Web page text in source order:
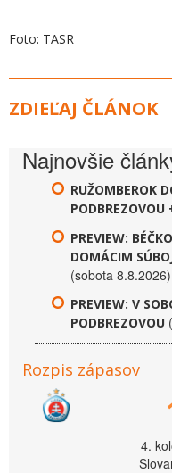
Foto: TASR
ZDIEĽAJ ČLÁNOK
Najnovšie
RUŽOMBEROK
PODBREZOVOU
PREVIEW:
DOMÁCIM
(sobota 8.8.2026)
PREVIEW: V
PODBREZOVOU
Rozpis zápasov
4.